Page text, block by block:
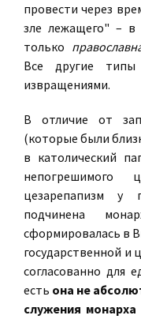
провести через
зле лежащего" – в
только
Все другие
извращениями.
В отличие от
(которые были
в католический
непогрешимого
цезарепапизм у
подчинена
сформировалась в
государственной и
согласованно для
есть она не
служения монарха